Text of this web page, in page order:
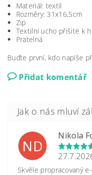
Materiál: textil
Rozměry: 31x16,5cm
Zip
Textilní ucho přišité k
Pratelná
Buďte první, kdo napíše
Přidat komentář
ND
Nikola
Skvěle propracovaný